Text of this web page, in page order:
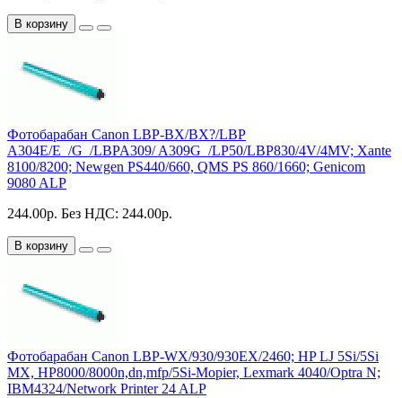
В корзину
Фотобарабан Canon LBP-BX/BX?/LBP
A304E/E_/G_/LBPA309/ A309G_/LP50/LBP830/4V/4MV; Xante
8100/8200; Newgen PS440/660, QMS PS 860/1660; Genicom
9080 ALP
244.00р. Без НДС: 244.00р.
В корзину
Фотобарабан Canon LBP-WX/930/930EX/2460; HP LJ 5Si/5Si
MX, HP8000/8000n,dn,mfp/5Si-Mopier, Lexmark 4040/Optra N;
IBM4324/Network Printer 24 ALP